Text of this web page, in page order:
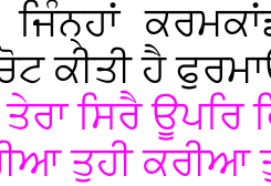
ਜਿੰਨ੍ਹਾਂ
ਕੀਤੀ ਹੈ
ਸਿਰੈ ਊਪਰਿ
ਤੁਹੀ ਕਰੀਆ